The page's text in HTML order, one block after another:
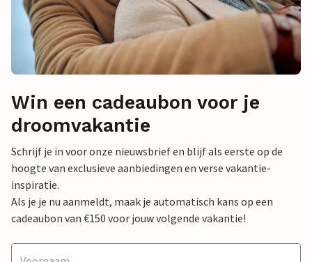
Win een cadeaubon voor je
droomvakantie
Schrijf je in voor onze nieuwsbrief en blijf als eerste op de
hoogte van exclusieve aanbiedingen en verse vakantie-
inspiratie.
Als je je nu aanmeldt, maak je automatisch kans op een
cadeaubon van €150 voor jouw volgende vakantie!